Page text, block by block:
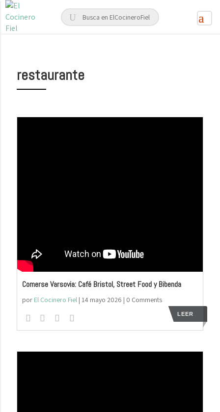
restaurante
Comerse Varsovia: Café Bristol, Street Food y Bibenda
por El Cocinero Fiel| 14 mayo 2026 | 0 Comments
LEER